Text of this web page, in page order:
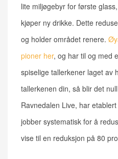
lite miljøgebyr for første
kjøper ny drikke. Dette
og holder området renere.
pioner her, og har til og med
spiselige tallerkener laget av
tallerkenen din, så blir det
Ravnedalen Live, har
jobber systematisk for å
vise til en reduksjon på 80